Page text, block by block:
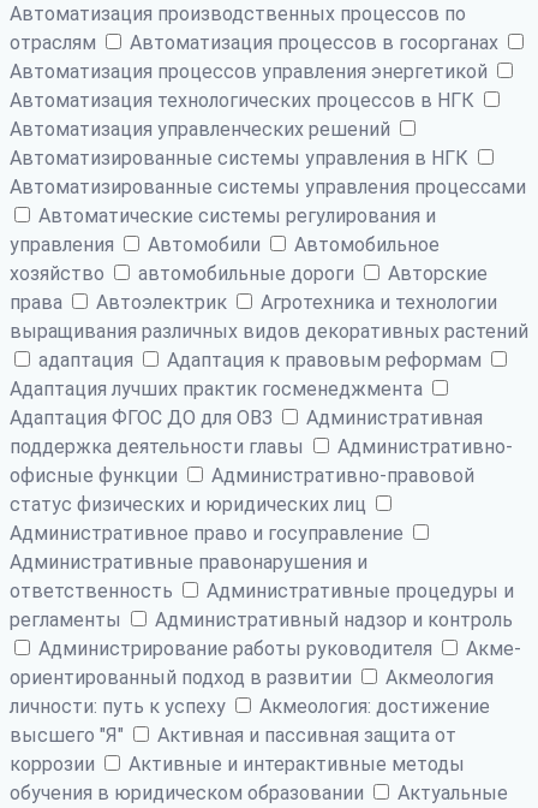
Автоматизация производственных процессов по
отраслям
Автоматизация процессов в госорганах
Автоматизация процессов управления энергетикой
Автоматизация технологических процессов в НГК
Автоматизация управленческих решений
Автоматизированные системы управления в НГК
Автоматизированные системы управления процессами
Автоматические системы регулирования и
управления
Автомобили
Автомобильное
хозяйство
автомобильные дороги
Авторские
права
Автоэлектрик
Агротехника и технологии
выращивания различных видов декоративных растений
адаптация
Адаптация к правовым реформам
Адаптация лучших практик госменеджмента
Адаптация ФГОС ДО для ОВЗ
Административная
поддержка деятельности главы
Административно-
офисные функции
Административно-правовой
статус физических и юридических лиц
Административное право и госуправление
Административные правонарушения и
ответственность
Административные процедуры и
регламенты
Административный надзор и контроль
Администрирование работы руководителя
Акме-
ориентированный подход в развитии
Акмеология
личности: путь к успеху
Акмеология: достижение
высшего "Я"
Активная и пассивная защита от
коррозии
Активные и интерактивные методы
обучения в юридическом образовании
Актуальные